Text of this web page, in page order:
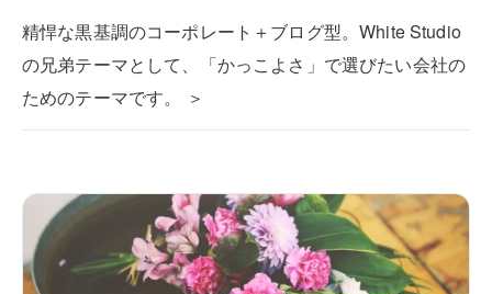
精悍な黒基調のコーポレート＋ブログ型。White Studio
の兄弟テーマとして、「かっこよさ」で選びたい会社の
ためのテーマです。 ＞